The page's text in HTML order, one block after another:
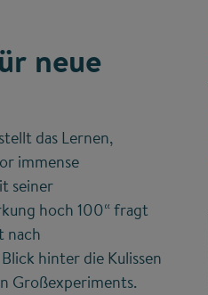
neue
das Lernen,
immense
seiner
hoch 100“ fragt
nach
hinter die Kulissen
Großexperiments.